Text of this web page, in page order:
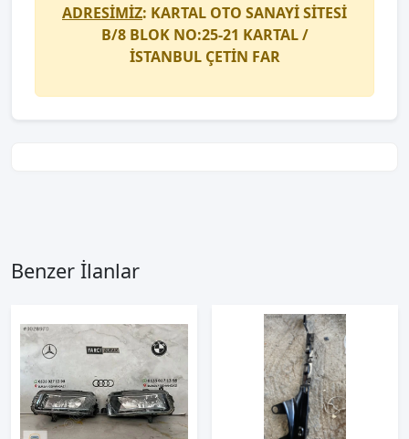
ADRESİMİZ: KARTAL OTO SANAYİ SİTESİ
B/8 BLOK NO:25-21 KARTAL /
İSTANBUL ÇETİN FAR
Benzer İlanlar